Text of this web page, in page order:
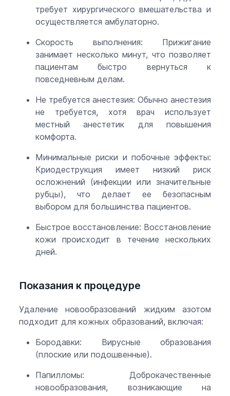
требует хирургического вмешательства и
осуществляется амбулаторно.
Скорость выполнения: Прижигание
занимает несколько минут, что позволяет
пациентам быстро вернуться к
повседневным делам.
Не требуется анестезия: Обычно анестезия
не требуется, хотя врач использует
местный анестетик для повышения
комфорта.
Минимальные риски и побочные эффекты:
Криодеструкция имеет низкий риск
осложнений (инфекции или значительные
рубцы), что делает ее безопасным
выбором для большинства пациентов.
Быстрое восстановление: Восстановление
кожи происходит в течение нескольких
дней.
Показания к процедуре
Удаление новообразований жидким азотом
подходит для кожных образований, включая:
Бородавки: Вирусные образования
(плоские или подошвенные).
Папилломы: Доброкачественные
новообразования, возникающие на